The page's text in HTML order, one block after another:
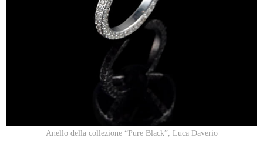
Anello della collezione “Pure Black”, Luca Daverio